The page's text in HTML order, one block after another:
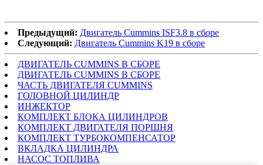
Предыдущий: Двигатель Cummins ISF3.8 в сборе
Следующий: Двигатель Cummins K19 в сборе
ДВИГАТЕЛЬ CUMMINS В СБОРЕ
ДВИГАТЕЛЬ CUMMINS В СБОРЕ
ЧАСТЬ ДВИГАТЕЛЯ CUMMINS
ГОЛОВНОЙ ЦИЛИНДР
ИНЖЕКТОР
КОМПЛЕКТ БЛОКА ЦИЛИНДРОВ
КОМПЛЕКТ ДВИГАТЕЛЯ ПОРШНЯ
КОМПЛЕКТ ТУРБОКОМПЕНСАТОР
ВКЛАДКА ЦИЛИНДРА
НАСОС ТОПЛИВА